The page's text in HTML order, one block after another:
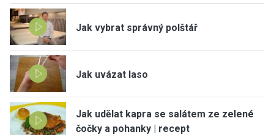
Jak vybrat správný polštář
Jak uvázat laso
Jak udělat kapra se salátem ze zelené
čočky a pohanky | recept